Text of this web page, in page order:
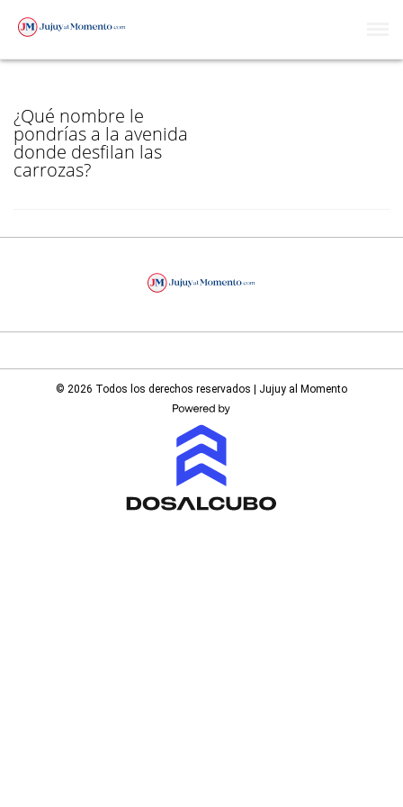
CONSIGNA ME
¿Qué nombre le
pondrías a la avenida
donde desfilan las
carrozas?
© 2026 Todos los derechos reservados | Jujuy al Momento